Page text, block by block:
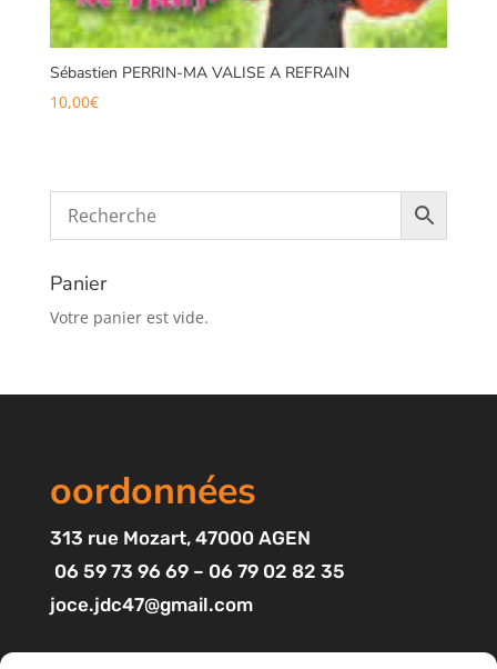
Sébastien PERRIN-MA VALISE A REFRAIN
10,00€
Panier
Votre panier est vide.
oordonnées
313 rue Mozart, 47000 AGEN
06 59 73 96 69 – 06 79 02 82 35
joce.jdc47@gmail.com